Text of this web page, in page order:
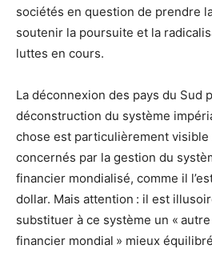
sociétés en question de prendre
soutenir la poursuite et la
luttes en cours.
La déconnexion des pays du Sud
déconstruction du système
chose est particulièrement visible
concernés par la gestion du
financier mondialisé, comme il
dollar. Mais attention : il est
substituer à ce système un «
financier mondial » mieux